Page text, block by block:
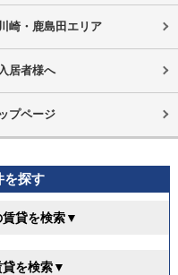
崎・鹿島田エリア
居者様へ
プページ
を探す
貸を検索▼
貸を検索▼